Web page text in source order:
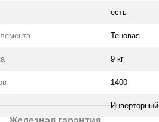
есть
Теновая
9 кг
1400
Инверторный